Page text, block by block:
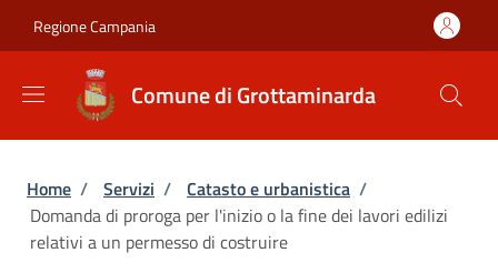
Regione Campania
Comune di Grottaminarda
Briciole di pane
Home / Servizi / Catasto e urbanistica /
Domanda di proroga per l'inizio o la fine dei lavori edilizi
relativi a un permesso di costruire